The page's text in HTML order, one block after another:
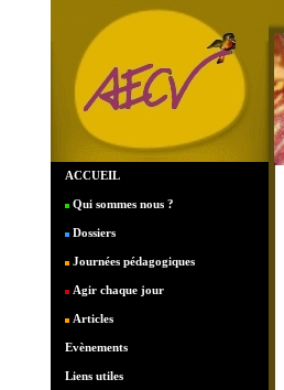
ACCUEIL
Qui sommes nous ?
Dossiers
Journées pédagogiques
Agir chaque jour
Articles
Evènements
Liens utiles